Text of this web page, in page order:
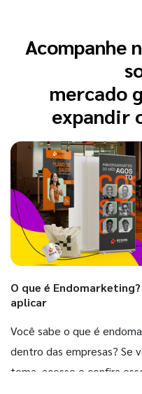
Acompanhe
mercado
expandir
O que é
aplicar
Você sabe o que é
dentro das empresas? Se
tema, acesse e confira